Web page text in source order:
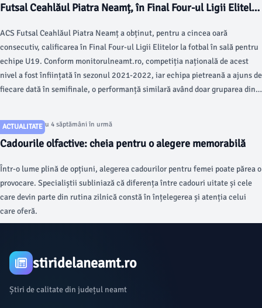
Futsal Ceahlăul Piatra Neamț, în Final Four-ul Ligii Elitelor
ACS Futsal Ceahlăul Piatra Neamț a obținut, pentru a cincea oară
consecutiv, calificarea în Final Four-ul Ligii Elitelor la fotbal în sală pentru
echipe U19. Conform monitorulneamt.ro, competiția națională de acest
nivel a fost înființată în sezonul 2021-2022, iar echipa pietreană a ajuns de
fiecare dată în semifinale, o performanță similară având doar gruparea din
ACTUALITATE
Articol postat cu 4 săptămâni în urmă
Cadourile olfactive: cheia pentru o alegere memorabilă
Într-o lume plină de opțiuni, alegerea cadourilor pentru femei poate părea o
provocare. Specialiștii subliniază că diferența între cadouri uitate și cele
care devin parte din rutina zilnică constă în înțelegerea și atenția celui
care oferă.
stiridelaneamt.ro
Știri de calitate din județul neamt